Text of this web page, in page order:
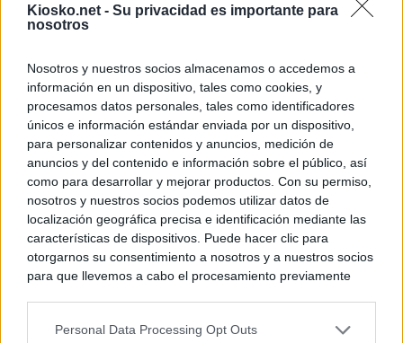
Kiosko.net - Su privacidad es importante para
nosotros
Nosotros y nuestros socios almacenamos o accedemos a
información en un dispositivo, tales como cookies, y
procesamos datos personales, tales como identificadores
únicos e información estándar enviada por un dispositivo,
para personalizar contenidos y anuncios, medición de
anuncios y del contenido e información sobre el público, así
como para desarrollar y mejorar productos. Con su permiso,
nosotros y nuestros socios podemos utilizar datos de
localización geográfica precisa e identificación mediante las
características de dispositivos. Puede hacer clic para
otorgarnos su consentimiento a nosotros y a nuestros socios
para que llevemos a cabo el procesamiento previamente
negar su consentimiento. Tenga en cuenta que algún
Personal Data Processing Opt Outs